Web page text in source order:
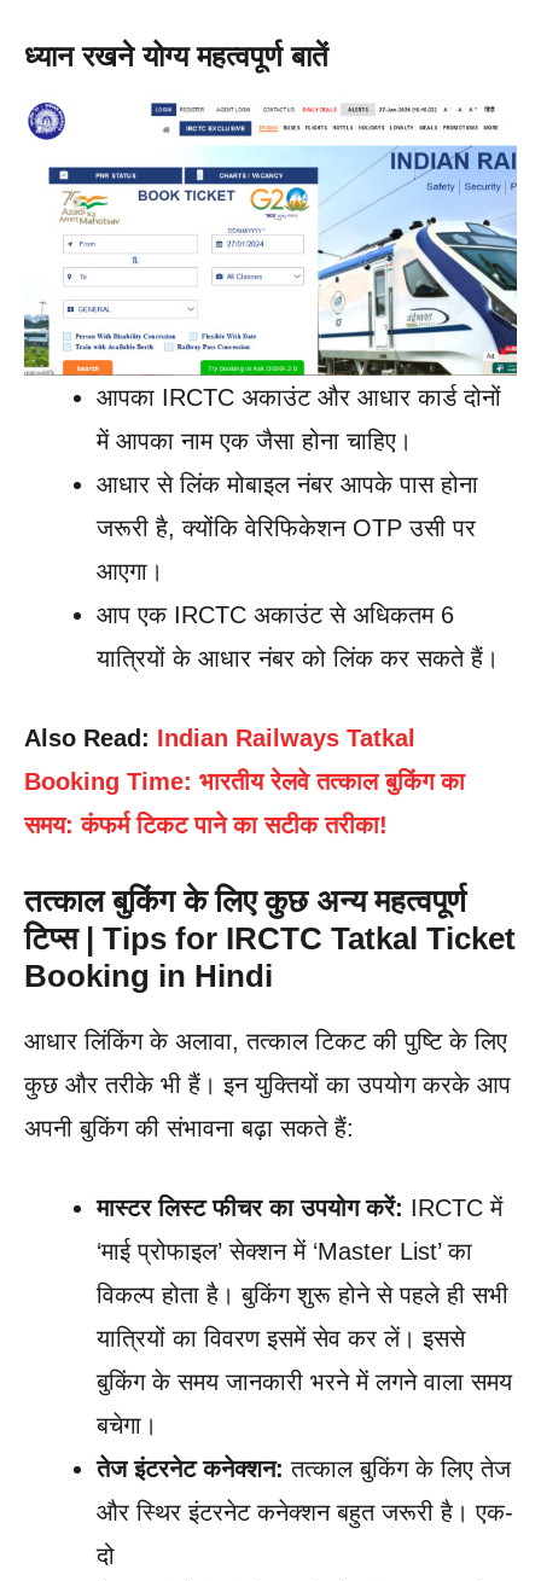
ध्यान रखने योग्य महत्वपूर्ण बातें
आपका IRCTC अकाउंट और आधार कार्ड दोनों
में आपका नाम एक जैसा होना चाहिए।
आधार से लिंक मोबाइल नंबर आपके पास होना
जरूरी है, क्योंकि वेरिफिकेशन OTP उसी पर
आएगा।
आप एक IRCTC अकाउंट से अधिकतम 6
यात्रियों के आधार नंबर को लिंक कर सकते हैं।
Also Read: Indian Railways Tatkal
Booking Time: भारतीय रेलवे तत्काल बुकिंग का
समय: कंफर्म टिकट पाने का सटीक तरीका!
तत्काल बुकिंग के लिए कुछ अन्य महत्वपूर्ण
टिप्स | Tips for IRCTC Tatkal Ticket
Booking in Hindi
आधार लिंकिंग के अलावा, तत्काल टिकट की पुष्टि के लिए
कुछ और तरीके भी हैं। इन युक्तियों का उपयोग करके आप
अपनी बुकिंग की संभावना बढ़ा सकते हैं:
मास्टर लिस्ट फीचर का उपयोग करें: IRCTC में
‘माई प्रोफाइल’ सेक्शन में ‘Master List’ का
विकल्प होता है। बुकिंग शुरू होने से पहले ही सभी
यात्रियों का विवरण इसमें सेव कर लें। इससे
बुकिंग के समय जानकारी भरने में लगने वाला समय
बचेगा।
तेज इंटरनेट कनेक्शन: तत्काल बुकिंग के लिए तेज
और स्थिर इंटरनेट कनेक्शन बहुत जरूरी है। एक-
दो